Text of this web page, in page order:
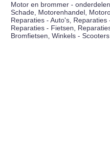
Motor en brommer -
Schade, Motorenhandel,
Reparaties - Auto's,
Reparaties - Fietsen,
Bromfietsen, Winkels - Scooters